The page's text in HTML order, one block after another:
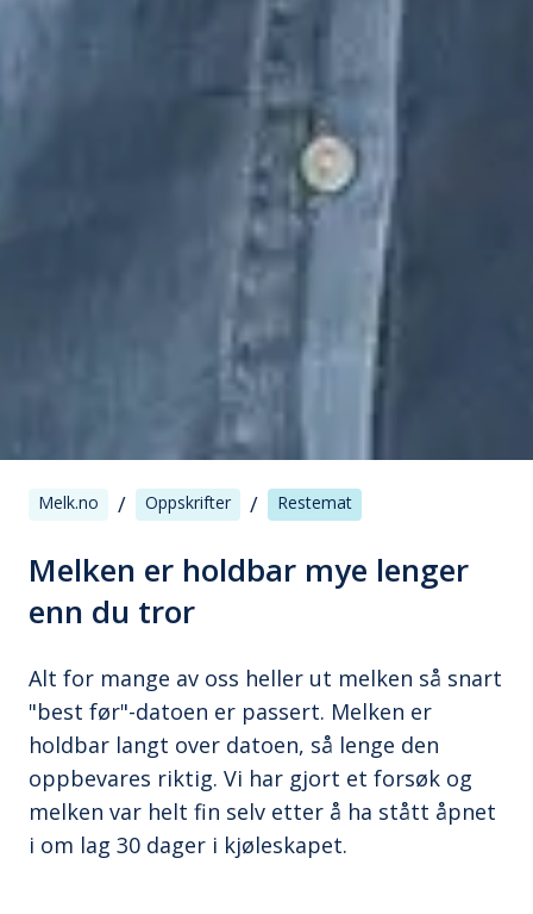
Melk.no / Oppskrifter / Restemat
Melken er holdbar mye lenger
enn du tror
Alt for mange av oss heller ut melken så snart
"best før"-datoen er passert. Melken er
holdbar langt over datoen, så lenge den
oppbevares riktig. Vi har gjort et forsøk og
melken var helt fin selv etter å ha stått åpnet
i om lag 30 dager i kjøleskapet.